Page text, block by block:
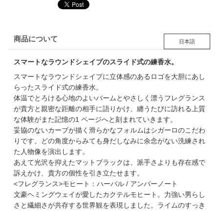
商品について 日本語
スマートなラウンドシェイプのスライド式の練香水。
スマートなラウンドシェイプに立体感のあるロゴを大胆にあし
らったスライド式の練香水。
体温でとろける心地のよいバームとやさしく漂うフレグランス
が貴方と親密な距離の相手に語りかけ、纏うたびに訪れる上質
な体験がまた記憶の1 ページへと刻まれていきます。
妥協のないカーブが描く滑らかなフォルムはシガーロのこだわ
りです。どの角度からみても身だしなみに余念がない洗練され
た人物像を演出します。
あえて光沢を抑えたマットブラックは、派手さよりも存在感で
訴えかけ、貴方の個性を引き立たせます。
<フレグランス>モヒート：ハーバル / アンバーノート
文豪ヘミングウェイが愛したカクテルモヒート。力強い男らし
さと繊細さが共存する世界観を表現しました。ライムのすっき